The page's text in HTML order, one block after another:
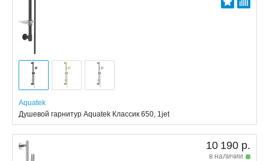
Aquatek
Душевой гарнитур Aquatek Классик 650, 1jet
10 190 р.
в наличии